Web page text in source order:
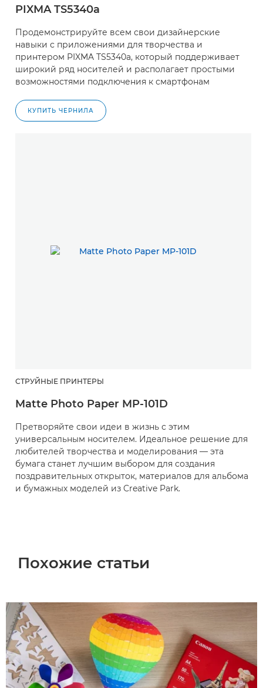
PIXMA TS5340a
Продемонстрируйте всем свои дизайнерские
навыки с приложениями для творчества и
принтером PIXMA TS5340a, который поддерживает
широкий ряд носителей и располагает простыми
возможностями подключения к смартфонам
КУПИТЬ ЧЕРНИЛА
СТРУЙНЫЕ ПРИНТЕРЫ
Matte Photo Paper MP-101D
Претворяйте свои идеи в жизнь с этим
универсальным носителем. Идеальное решение для
любителей творчества и моделирования — эта
бумага станет лучшим выбором для создания
поздравительных открыток, материалов для альбома
и бумажных моделей из Creative Park.
Похожие статьи